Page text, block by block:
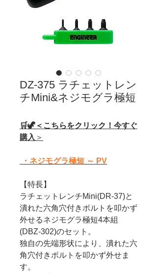
DZ-375 ラチェットレン
チMini&ネジモグラ極短
🛒🦖＜こちらをクリック！今すぐ
購入 ＞
・ネジモグラ極短 ～ PV
【特長】
ラチェットレンチMini(DR-37)と
潰れた六角穴付きボルトを叩かず
外せるネジモグラ極短4本組
(DBZ-302)のセット。
独自の先端形状により、潰れた六
角穴付きボルトを叩かず外せま
す。